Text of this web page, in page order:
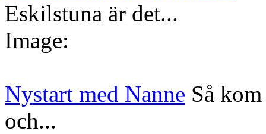
Eskilstuna är det...
Image:
Nystart med Nanne Så
och...